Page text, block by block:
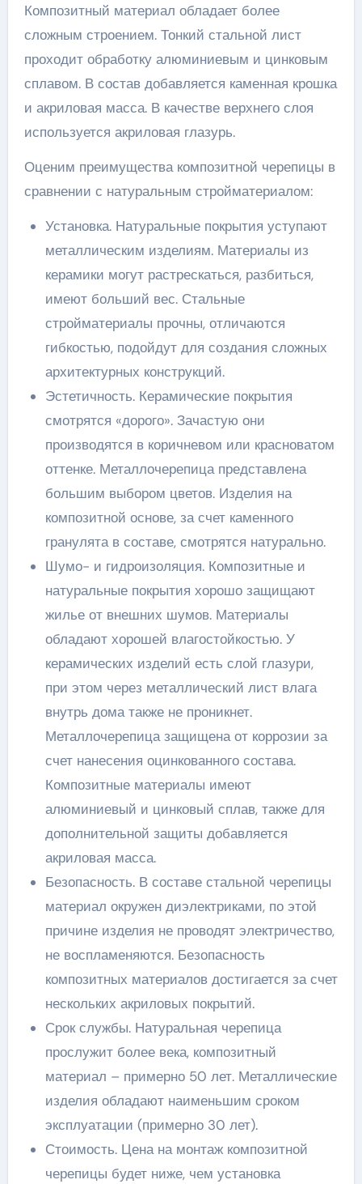
Композитный материал обладает более
сложным строением. Тонкий стальной лист
проходит обработку алюминиевым и цинковым
сплавом. В состав добавляется каменная крошка
и акриловая масса. В качестве верхнего слоя
используется акриловая глазурь.
Оценим преимущества композитной черепицы в
сравнении с натуральным стройматериалом:
Установка. Натуральные покрытия уступают
металлическим изделиям. Материалы из
керамики могут растрескаться, разбиться,
имеют больший вес. Стальные
стройматериалы прочны, отличаются
гибкостью, подойдут для создания сложных
архитектурных конструкций.
Эстетичность. Керамические покрытия
смотрятся «дорого». Зачастую они
производятся в коричневом или красноватом
оттенке. Металлочерепица представлена
большим выбором цветов. Изделия на
композитной основе, за счет каменного
гранулята в составе, смотрятся натурально.
Шумо- и гидроизоляция. Композитные и
натуральные покрытия хорошо защищают
жилье от внешних шумов. Материалы
обладают хорошей влагостойкостью. У
керамических изделий есть слой глазури,
при этом через металлический лист влага
внутрь дома также не проникнет.
Металлочерепица защищена от коррозии за
счет нанесения оцинкованного состава.
Композитные материалы имеют
алюминиевый и цинковый сплав, также для
дополнительной защиты добавляется
акриловая масса.
Безопасность. В составе стальной черепицы
материал окружен диэлектриками, по этой
причине изделия не проводят электричество,
не воспламеняются. Безопасность
композитных материалов достигается за счет
нескольких акриловых покрытий.
Срок службы. Натуральная черепица
прослужит более века, композитный
материал – примерно 50 лет. Металлические
изделия обладают наименьшим сроком
эксплуатации (примерно 30 лет).
Стоимость. Цена на монтаж композитной
черепицы будет ниже, чем установка